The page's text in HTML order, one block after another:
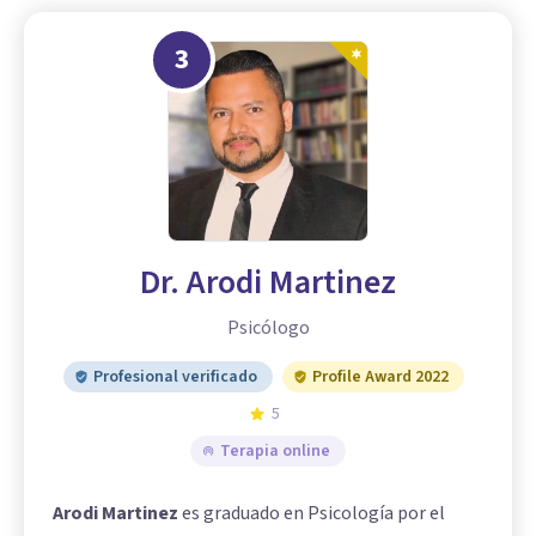
3
Dr. Arodi Martinez
Psicólogo
Profesional verificado
Profile Award 2022
5
Terapia online
Arodi Martinezes graduado en Psicología por el